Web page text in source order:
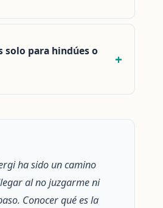
solo para hindúes o
ha sido un camino
al no juzgarme ni
Conocer qué es la